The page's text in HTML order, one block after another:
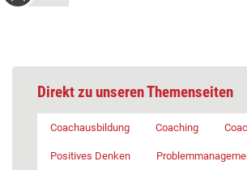
Direkt zu unseren Themenseiten
Coachausbildung Coaching
Positives Denken